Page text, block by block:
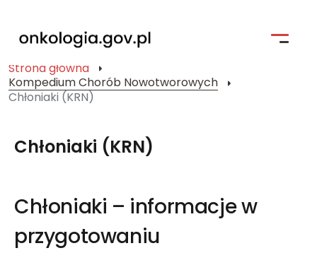
Strona główna
Pacjent i jego bliscy
Badania kliniczne
Narodowa Strategia Onkologiczna
Strona główna
Kompedium Chorób Nowotworowych
Chłoniaki (KRN)
Chłoniaki (KRN)
Chłoniaki – informacje w
przygotowaniu